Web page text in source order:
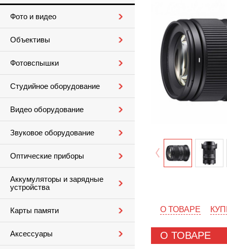
Фото и видео
Объективы
Фотовспышки
Студийное оборудование
Видео оборудование
Звуковое оборудование
Оптические приборы
Аккумуляторы и зарядные
устройства
Карты памяти
Аксессуары
О ТОВАРЕ
О ТОВАРЕ